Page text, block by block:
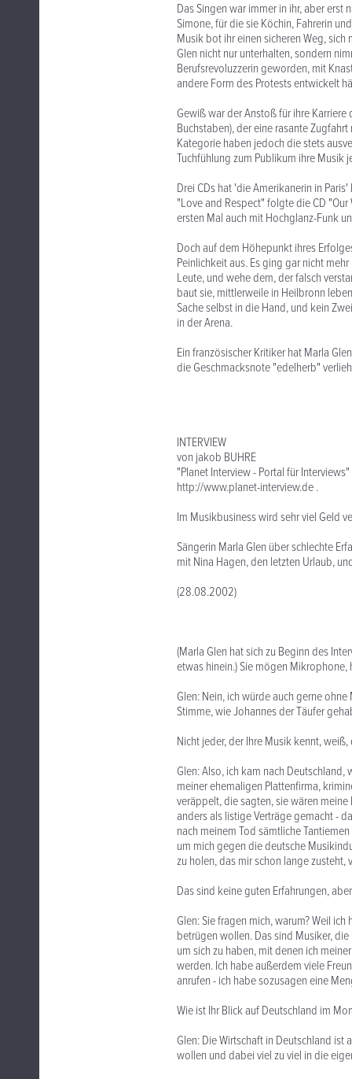
Das Singen war immer in ihr, aber
Simone, für die sie Köchin, Fahrerin
Musik bot ihr einen sicheren Weg,
Glen nicht nur unterhalten, sondern
Berufsrevoluzzerin geworden, mit
andere Form des Protests entwickelt
Gewiß war der Anstoß für ihre
Buchstaben), der eine rasante
Kategorie haben jedoch die stets
Tuchfühlung zum Publikum ihre Musik
Drei CDs hat 'die Amerikanerin in
"Love and Respect" folgte die CD
ersten Mal auch mit Hochglanz-Funk
Doch auf dem Höhepunkt ihres
Peinlichkeit aus. Es ging gar nicht
Leute, und wehe dem, der falsch
baut sie, mittlerweile in Heilbronn
Sache selbst in die Hand, und kein
in der Arena.
Ein französischer Kritiker hat Marla
die Geschmacksnote "edelherb"
INTERVIEW
von jakob BUHRE
"Planet Interview - Portal für Interviews"
http://www.planet-interview.de .
Im Musikbusiness wird sehr viel Geld
Sängerin Marla Glen über schlechte
mit Nina Hagen, den letzten Urlaub,
(28.08.2002)
(Marla Glen hat sich zu Beginn des
etwas hinein.) Sie mögen Mikrophone,
Glen: Nein, ich würde auch gerne
Stimme, wie Johannes der Täufer
Nicht jeder, der Ihre Musik kennt,
Glen: Also, ich kam nach
meiner ehemaligen Plattenfirma,
veräppelt, die sagten, sie wären
anders als listige Verträge gemacht -
nach meinem Tod sämtliche
um mich gegen die deutsche
zu holen, das mir schon lange
Das sind keine guten Erfahrungen,
Glen: Sie fragen mich, warum? Weil
betrügen wollen. Das sind Musiker,
um sich zu haben, mit denen ich
werden. Ich habe außerdem viele
anrufen - ich habe sozusagen eine
Wie ist Ihr Blick auf Deutschland im
Glen: Die Wirtschaft in Deutschland
wollen und dabei viel zu viel in die